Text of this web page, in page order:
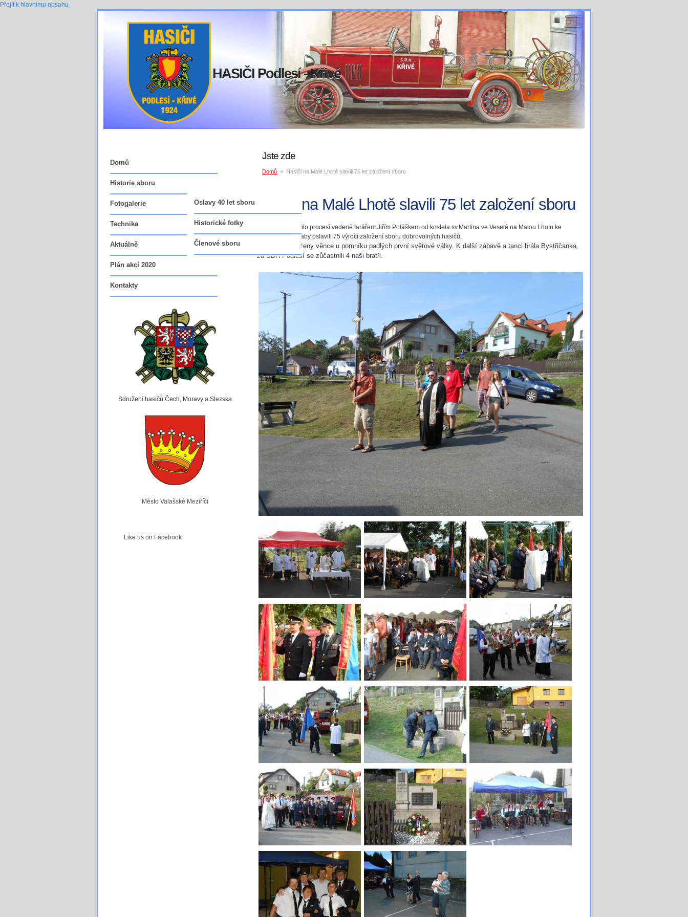
Přejít k hlavnímu obsahu
HASIČI Podlesí - Křivé
Domů
Historie sboru
Oslavy 40 let sboru
Vedoucí funkcionáři sboru
Fotogalerie
Historické fotky
Členové sboru
Technika
Aktuálně
Plán akcí 2020
Kontakty
Sdružení hasičů Čech, Moravy a Slezska
Město Valašské Meziříčí
Like us on Facebook
Jste zde
Domů » Hasiči na Malé Lhotě slavili 75 let založení sboru
Hasiči na Malé Lhotě slavili 75 let založení sboru
21.7.2018 vyrazilo procesí vedené farářem Jiřím Poláškem od kostela sv.Martina ve Veselé na Malou Lhotu ke
společné mši a aby oslavili 75 výročí založení sboru dobrovolných hasičů.
Poté byly položeny věnce u pomníku padlých první světové války. K další zábavě a tanci hrála Bystřičanka,
za SDH Podlesí se zůčastnili 4 naši bratři.